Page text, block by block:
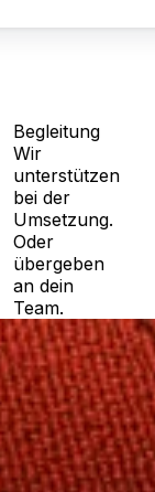
Begleitung
Wir
unterstützen
bei der
Umsetzung.
Oder
übergeben
an dein
Team.